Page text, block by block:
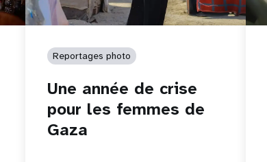
Reportages photo
Une année de crise
pour les femmes de
Gaza